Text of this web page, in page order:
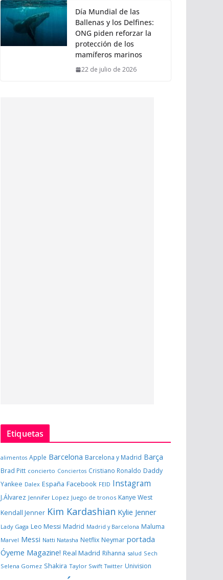
Día Mundial de las
Ballenas y los Delfines:
ONG piden reforzar la
protección de los
mamíferos marinos
22 de julio de 2026
Etiquetas
alimentos Apple Barcelona Barcelona y Madrid Barça
Brad Pitt concierto Conciertos Cristiano Ronaldo Daddy
Yankee Dalex España Facebook FEID Instagram
J.Álvarez Jennifer Lopez Juego de tronos Kanye West
Kendall Jenner Kim Kardashian Kylie Jenner
Lady Gaga Leo Messi Madrid Madrid y Barcelona Maluma
Marvel Messi Natti Natasha Netflix Neymar portada
Óyeme Magazine! Real Madrid Rihanna salud Sech
Selena Gomez Shakira Taylor Swift Twitter Univision